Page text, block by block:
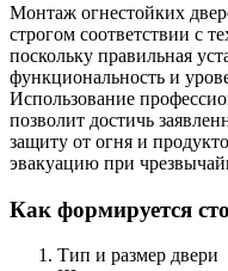
Монтаж огнестойких
строгом соответствии с
поскольку правильная
функциональность и
Использование
позволит достичь
защиту от огня и
эвакуацию при
Как формируется
Тип и размер двери